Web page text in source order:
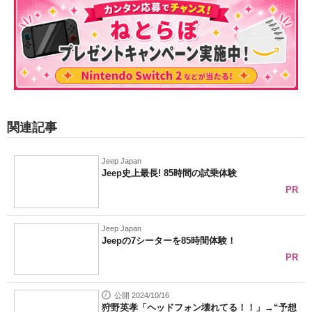
関連記事
Jeep Japan
Jeep史上最長! 85時間の試乗体験
PR
Jeep Japan
Jeepの7シーターを85時間体験！
PR
公開 2024/10/16
狩野英孝「ヘッドフォン壊れてる！！」→“予想